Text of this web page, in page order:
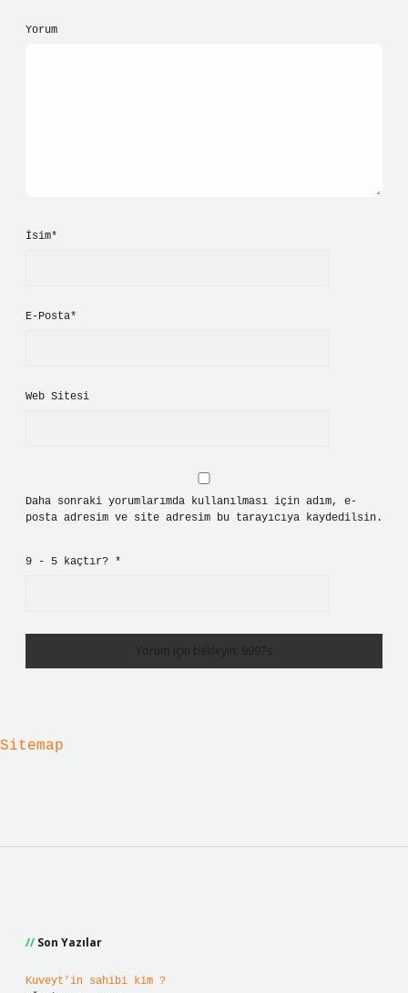
Yorum
İsim*
E-Posta*
Web Sitesi
Daha sonraki yorumlarımda kullanılması için adım, e-
posta adresim ve site adresim bu tarayıcıya kaydedilsin.
9 - 5 kaçtır? *
Sitemap
Son Yazılar
Kuveyt’in sahibi kim ?